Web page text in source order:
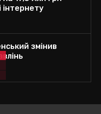
інтернету
змінив